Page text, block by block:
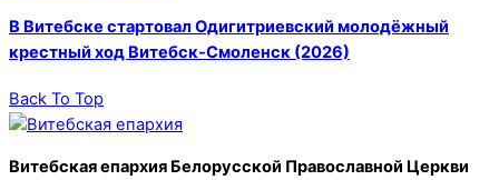
В Витебске стартовал Одигитриевский молодёжный
крестный ход Витебск-Смоленск (2026)
Back To Top
Витебская епархия Белорусской Православной Церкви